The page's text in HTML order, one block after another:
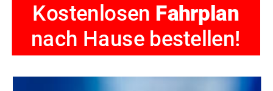
Kostenlosen Fahrplan
nach Hause bestellen!